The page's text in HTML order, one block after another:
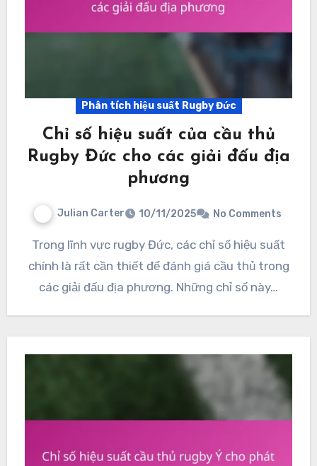
Phân tích hiệu suất Rugby Đức
Chỉ số hiệu suất của cầu thủ
Rugby Đức cho các giải đấu địa
phương
Julian Carter 10/11/2025 No Comments
Trong lĩnh vực rugby Đức, các chỉ số hiệu suất
chính là rất cần thiết để đánh giá cầu thủ trong
các giải đấu địa phương. Những chỉ số này…